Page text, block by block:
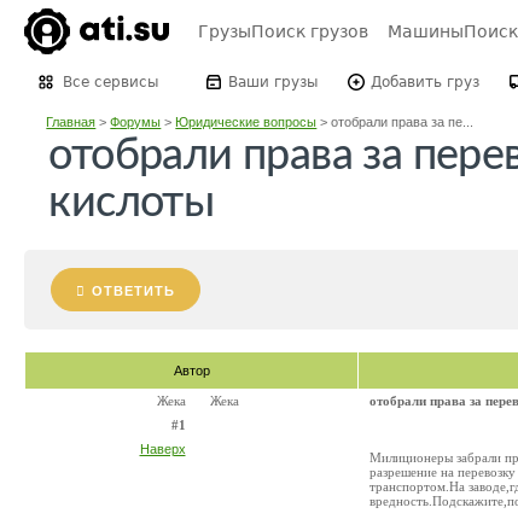
ГрузыПоиск грузов Машины
Все сервисы Ваши грузы Добавить груз
Главная >Форумы >Юридические вопросы >отобрали права за пе...
отобрали права за
кислоты
ОТВЕТИТЬ
Автор
Жека
#1
Наверх
Жека отобрали права за
Милиционеры забрали
разрешение на
транспортом.На